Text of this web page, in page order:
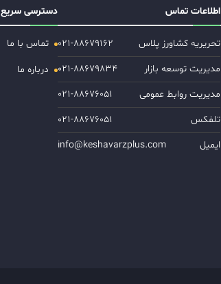
اطلاعات تماس
تحریریه کشاورز پلاس
۰۲۱-۸۸۶۷۹۱۶۲
مدیریت توسعه بازار
۰۲۱-۸۸۶۷۹۸۳۴
مدیریت روابط عمومی
۰۲۱-۸۸۶۷۶۰۵۱
تلفکس
۰۲۱-۸۸۶۷۶۰۵۱
ایمیل
info@keshavarzplus.com
دسترسی سریع
تماس با ما
درباره ما